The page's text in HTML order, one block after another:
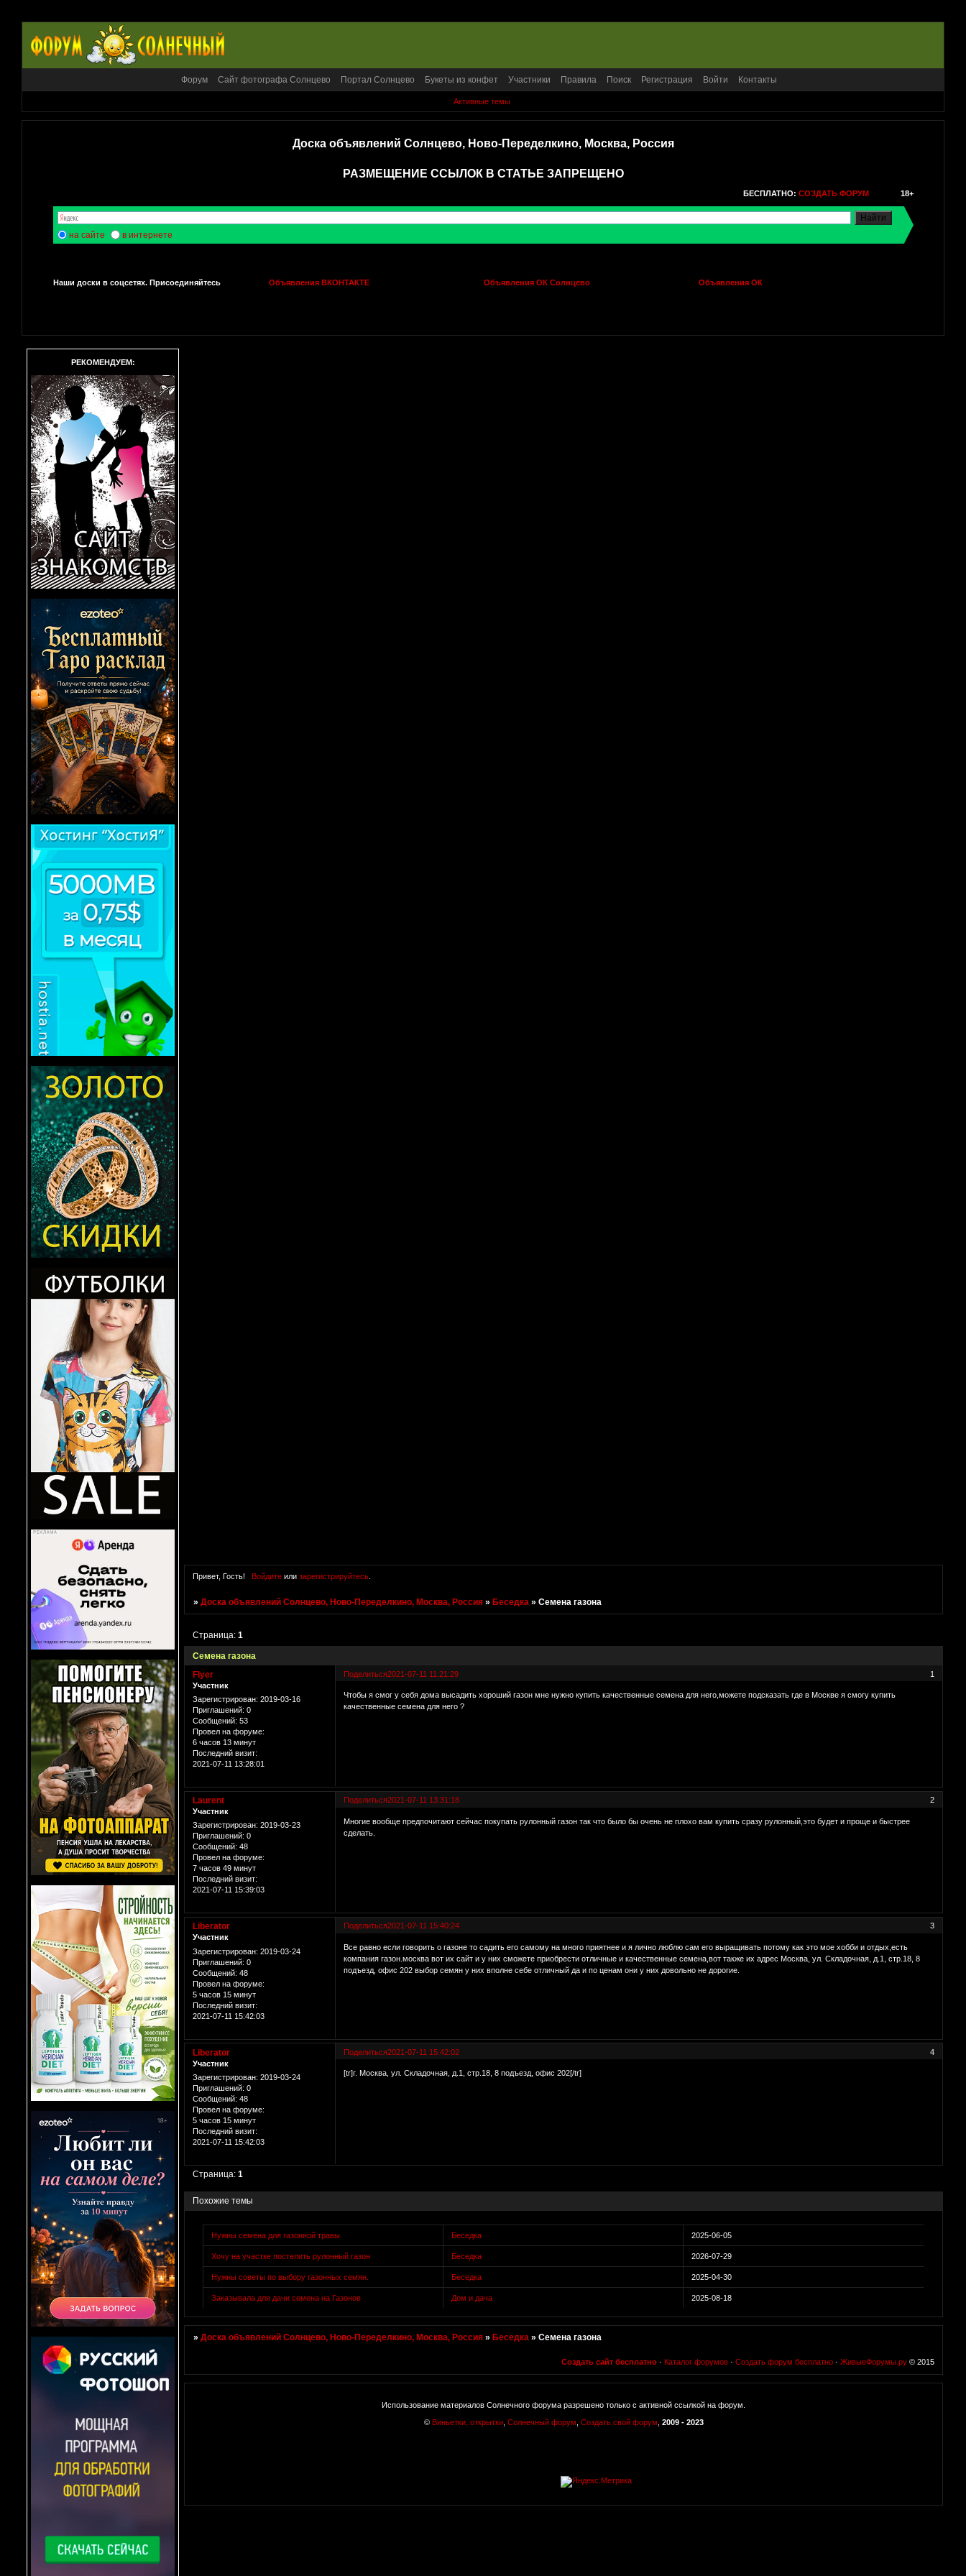
Форум Сайт фотографа Солнцево Портал Солнцево Букеты из конфет Участники Правила Поиск Регистрация Войти Контакты
Активные темы
Доска объявлений Солнцево, Ново-Переделкино, Москва, Россия
РАЗМЕЩЕНИЕ ССЫЛОК В СТАТЬЕ ЗАПРЕЩЕНО
БЕСПЛАТНО: СОЗДАТЬ ФОРУМ 18+
на сайте в интернете
Наши доски в соцсетях. Присоединяйтесь Объявления ВКОНТАКТЕ Объявления ОК Солнцево Объявления ОК
РЕКОМЕНДУЕМ:
Привет, Гость! Войдитеили зарегистрируйтесь.
»Доска объявлений Солнцево, Ново-Переделкино, Москва, Россия »Беседка »Семена газона
Семена газона
Страница:1
Поделиться 1
2021-07-11 11:21:29
Flyer
Участник
Зарегистрирован: 2019-03-16
Приглашений: 0
Сообщений: 53
Провел на форуме:
6 часов 13 минут
Последний визит:
2021-07-11 13:28:01
Чтобы я смог у себя дома высадить хороший газон мне нужно купить качественные семена для него,можете подсказать где в Москве я смогу купить
качественные семена для него ?
Поделиться 2
2021-07-11 13:31:18
Laurent
Участник
Зарегистрирован: 2019-03-23
Приглашений: 0
Сообщений: 48
Провел на форуме:
7 часов 49 минут
Последний визит:
2021-07-11 15:39:03
Многие вообще предпочитают сейчас покупать рулонный газон так что было бы очень не плохо вам купить сразу рулонный,это будет и проще и быстрее
сделать.
Поделиться 3
2021-07-11 15:40:24
Liberator
Участник
Зарегистрирован: 2019-03-24
Приглашений: 0
Сообщений: 48
Провел на форуме:
5 часов 15 минут
Последний визит:
2021-07-11 15:42:03
Все равно если говорить о газоне то садить его самому на много приятнее и я лично люблю сам его выращивать потому как это мое хобби и отдых,есть
компания газон.москва вот их сайт и у них сможете приобрести отличные и качественные семена,вот также их адрес Москва, ул. Складочная, д.1, стр.18, 8
подъезд, офис 202 выбор семян у них вполне себе отличный да и по ценам они у них довольно не дорогие.
Поделиться 4
2021-07-11 15:42:02
Liberator
Участник
Зарегистрирован: 2019-03-24
Приглашений: 0
Сообщений: 48
Провел на форуме:
5 часов 15 минут
Последний визит:
2021-07-11 15:42:03
[tr]г. Москва, ул. Складочная, д.1, стр.18, 8 подъезд, офис 202[/tr]
Страница:1
Похожие темы
Нужны семена для газонной травы Беседка 2025-06-05
Хочу на участке постелить рулонный газон Беседка 2026-07-29
Нужны советы по выбору газонных семян. Беседка 2025-04-30
Заказывала для дачи семена на Газонов Дом и дача 2025-08-18
»Доска объявлений Солнцево, Ново-Переделкино, Москва, Россия » Беседка »Семена газона
Создать сайт бесплатно · Каталог форумов · Создать форум бесплатно · ЖивыеФорумы.ру © 2015
Использование материалов Солнечного форума разрешено только с активной ссылкой на форум.
© Виньетки, открытки, Солнечный форум Создать свой форум 2009 - 2023